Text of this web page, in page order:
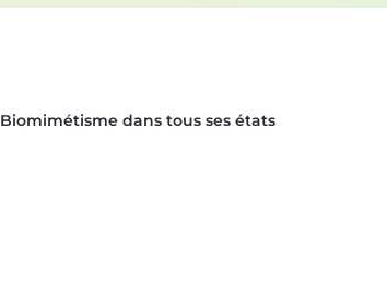
Biomimétisme dans tous ses états